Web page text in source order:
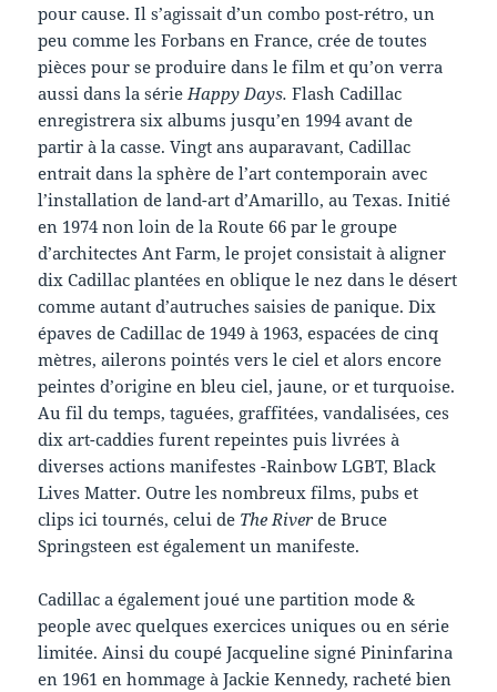
pour cause. Il s’agissait d’un combo post-rétro, un
peu comme les Forbans en France, crée de toutes
pièces pour se produire dans le film et qu’on verra
aussi dans la série Happy Days. Flash Cadillac
enregistrera six albums jusqu’en 1994 avant de
partir à la casse. Vingt ans auparavant, Cadillac
entrait dans la sphère de l’art contemporain avec
l’installation de land-art d’Amarillo, au Texas. Initié
en 1974 non loin de la Route 66 par le groupe
d’architectes Ant Farm, le projet consistait à aligner
dix Cadillac plantées en oblique le nez dans le désert
comme autant d’autruches saisies de panique. Dix
épaves de Cadillac de 1949 à 1963, espacées de cinq
mètres, ailerons pointés vers le ciel et alors encore
peintes d’origine en bleu ciel, jaune, or et turquoise.
Au fil du temps, taguées, graffitées, vandalisées, ces
dix art-caddies furent repeintes puis livrées à
diverses actions manifestes -Rainbow LGBT, Black
Lives Matter. Outre les nombreux films, pubs et
clips ici tournés, celui de The River de Bruce
Springsteen est également un manifeste.
Cadillac a également joué une partition mode &
people avec quelques exercices uniques ou en série
limitée. Ainsi du coupé Jacqueline signé Pininfarina
en 1961 en hommage à Jackie Kennedy, racheté bien